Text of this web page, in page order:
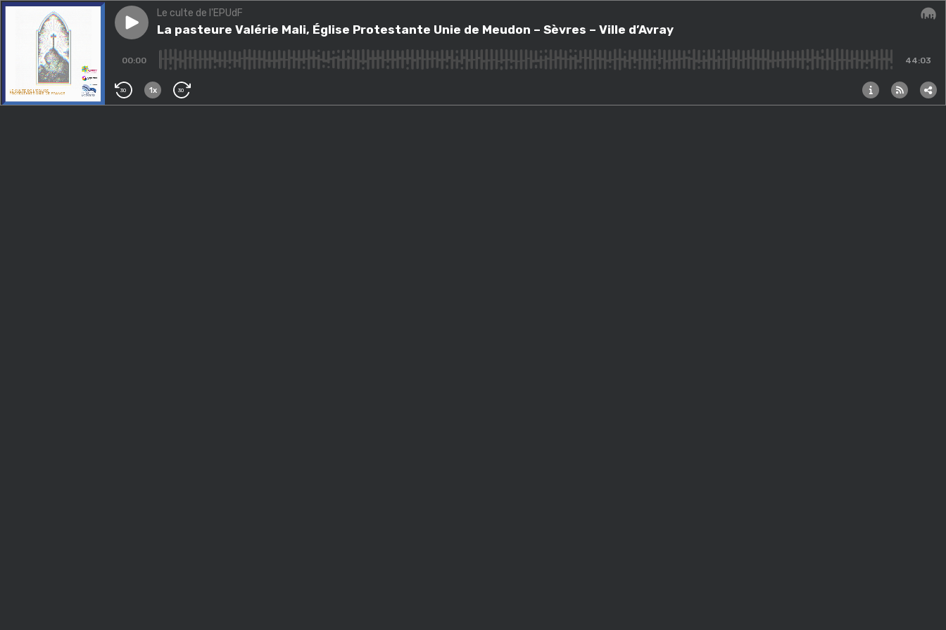
Play episodeLa pasteure Valérie Mali, Église Protestante Unie de Meudon – Sèvres – Ville d’Avray
Le culte de l'EPUdF
La pasteure Valérie Mali, Église Protestante Unie de Meudon – Sèvres – Ville d’Avray
00:00 44:03
30 1x 30